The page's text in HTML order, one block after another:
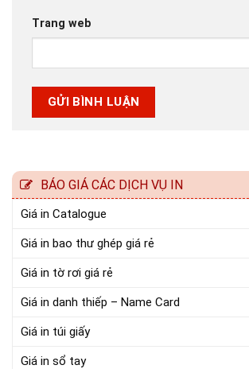
Trang web
BÁO GIÁ CÁC DỊCH VỤ IN
Giá in Catalogue
Giá in bao thư ghép giá rẻ
Giá in tờ rơi giá rẻ
Giá in danh thiếp – Name Card
Giá in túi giấy
Giá in sổ tay